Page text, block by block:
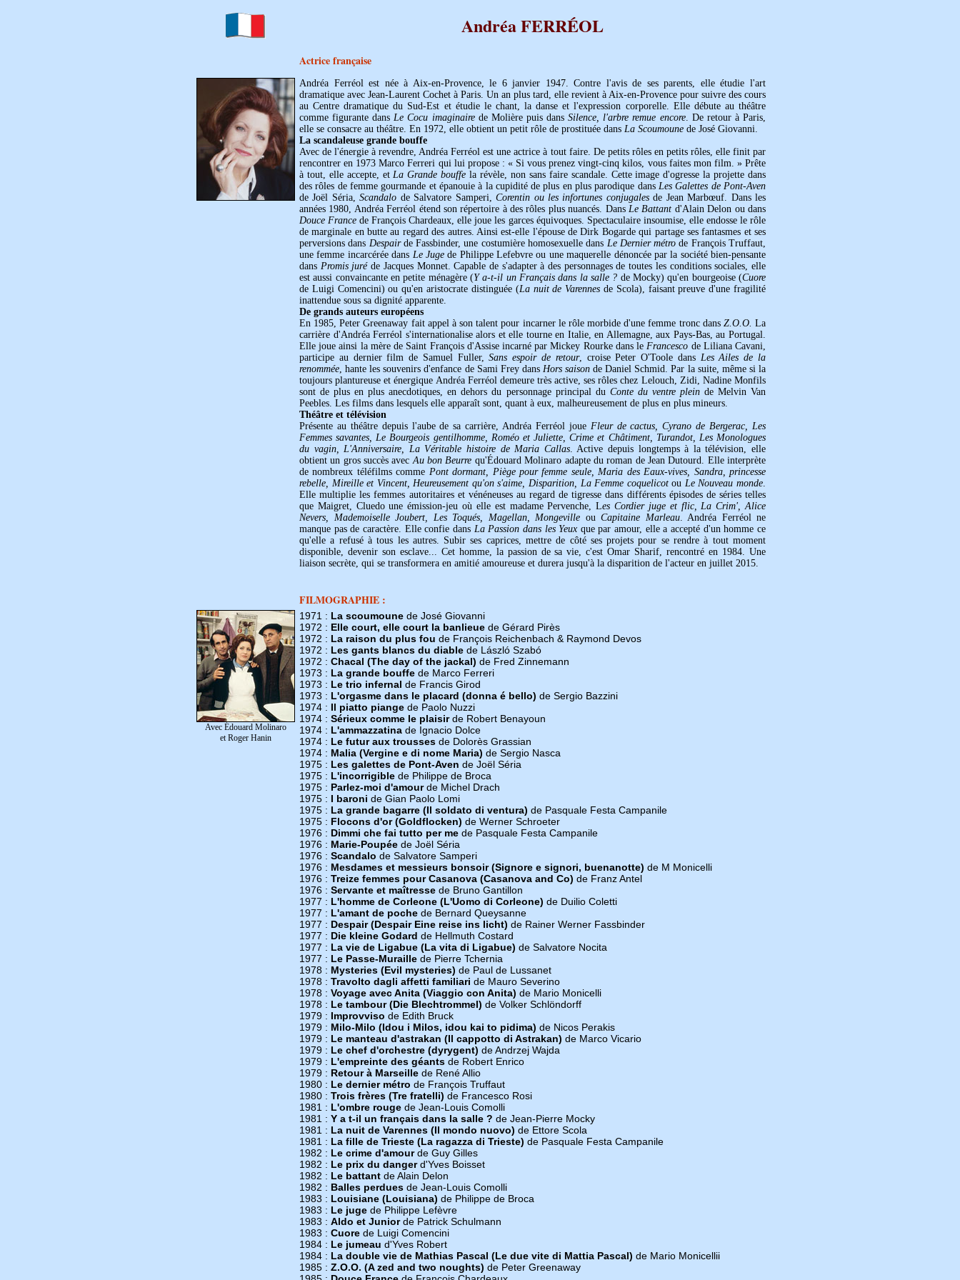
Andréa FERRÉOL
Actrice française
Andréa Ferréol est née à Aix-en-Provence, le 6 janvier 1947. Contre l'avis de ses parents, elle étudie l'art
dramatique avec Jean-Laurent Cochet à Paris. Un an plus tard, elle revient à Aix-en-Provence pour suivre des cours
au Centre dramatique du Sud-Est et étudie le chant, la danse et l'expression corporelle. Elle débute au théâtre
comme figurante dansLe Cocu imaginairede Molière puis dansSilence, l'arbre remue encore. De retour à Paris,
elle se consacre au théâtre. En 1972, elle obtient un petit rôle de prostituée dans La Scoumoune de José Giovanni.
La scandaleuse grande bouffe
Avec de l'énergie à revendre, Andréa Ferréol est une actrice à tout faire. De petits rôles en petits rôles, elle finit par
rencontrer en 1973 Marco Ferreri qui lui propose : « Si vous prenez vingt-cinq kilos, vous faites mon film. » Prête
à tout, elle accepte, etLa Grande bouffe la révèle, non sans faire scandale. Cette image d'ogresse la projette dans
des rôles de femme gourmande et épanouie à la cupidité de plus en plus parodique dansLes Galettes de Pont-Aven
de Joël Séria,Scandalo de Salvatore Samperi,Corentin ou les infortunes conjugalesde Jean Marbœuf. Dans les
années 1980, Andréa Ferréol étend son répertoire à des rôles plus nuancés. DansLe Battant d'Alain Delon ou dans
Douce France de François Chardeaux, elle joue les garces équivoques. Spectaculaire insoumise, elle endosse le rôle
de marginale en butte au regard des autres. Ainsi est-elle l'épouse de Dirk Bogarde qui partage ses fantasmes et ses
perversions dans Despairde Fassbinder, une costumière homosexuelle dans Le Dernier métro de François Truffaut,
une femme incarcérée dans Le Jugede Philippe Lefebvre ou une maquerelle dénoncée par la société bien-pensante
dans Promis juréde Jacques Monnet. Capable de s'adapter à des personnages de toutes les conditions sociales, elle
est aussi convaincante en petite ménagère (Y a-t-il un Français dans la salle ? de Mocky) qu'en bourgeoise (Cuore
de Luigi Comencini) ou qu'en aristocrate distinguée (La nuit de Varennes de Scola), faisant preuve d'une fragilité
inattendue sous sa dignité apparente.
De grands auteurs européens
En 1985, Peter Greenaway fait appel à son talent pour incarner le rôle morbide d'une femme tronc dans Z.O.O. La
carrière d'Andréa Ferréol s'internationalise alors et elle tourne en Italie, en Allemagne, aux Pays-Bas, au Portugal.
Elle joue ainsi la mère de Saint François d'Assise incarné par Mickey Rourke dans leFrancesco de Liliana Cavani,
participe au dernier film de Samuel Fuller,Sans espoir de retour, croise Peter O'Toole dans Les Ailes de la
renommée, hante les souvenirs d'enfance de Sami Frey dans Hors saison de Daniel Schmid. Par la suite, même si la
toujours plantureuse et énergique Andréa Ferréol demeure très active, ses rôles chez Lelouch, Zidi, Nadine Monfils
sont de plus en plus anecdotiques, en dehors du personnage principal du Conte du ventre pleinde Melvin Van
Peebles. Les films dans lesquels elle apparaît sont, quant à eux, malheureusement de plus en plus mineurs.
Théâtre et télévision
Présente au théâtre depuis l'aube de sa carrière, Andréa Ferréol joue Fleur de cactus, Cyrano de Bergerac, Les
Femmes savantes, Le Bourgeois gentilhomme, Roméo et Juliette, Crime et Châtiment, Turandot, Les Monologues
du vagin, L'Anniversaire, La Véritable histoire de Maria Callas. Active depuis longtemps à la télévision, elle
obtient un gros succès avecAu bon Beurre qu'Édouard Molinaro adapte du roman de Jean Dutourd. Elle interprète
de nombreux téléfilms comme Pont dormant, Piège pour femme seule, Maria des Eaux-vives, Sandra, princesse
rebelle, Mireille et Vincent, Heureusement qu'on s'aime, Disparition, La Femme coquelicotou Le Nouveau monde.
Elle multiplie les femmes autoritaires et vénéneuses au regard de tigresse dans différents épisodes de séries telles
que Maigret, Cluedo une émission-jeu où elle est madame Pervenche, Les Cordier juge et flic, La Crim', Alice
Nevers, Mademoiselle Joubert, Les Toqués, Magellan, Mongeville ou Capitaine Marleau. Andréa Ferréol ne
manque pas de caractère. Elle confie dans La Passion dans les Yeux que par amour, elle a accepté d'un homme ce
qu'elle a refusé à tous les autres. Subir ses caprices, mettre de côté ses projets pour se rendre à tout moment
disponible, devenir son esclave... Cet homme, la passion de sa vie, c'est Omar Sharif, rencontré en 1984. Une
liaison secrète, qui se transformera en amitié amoureuse et durera jusqu'à la disparition de l'acteur en juillet 2015.
FILMOGRAPHIE :
Avec Édouard Molinaro
et Roger Hanin
1971 : La scoumoune de José Giovanni
1972 : Elle court, elle court la banlieue de Gérard Pirès
1972 : La raison du plus fou de François Reichenbach & Raymond Devos
1972 : Les gants blancs du diable de László Szabó
1972 : Chacal (The day of the jackal) de Fred Zinnemann
1973 : La grande bouffe de Marco Ferreri
1973 : Le trio infernal de Francis Girod
1973 : L'orgasme dans le placard (donna é bello) de Sergio Bazzini
1974 : Il piatto piange de Paolo Nuzzi
1974 : Sérieux comme le plaisirde Robert Benayoun
1974 : L'ammazzatina de Ignacio Dolce
1974 : Le futur aux trousses de Dolorès Grassian
1974 : Malia (Vergine e di nome Maria) de Sergio Nasca
1975 : Les galettes de Pont-Aven de Joël Séria
1975 : L'incorrigible de Philippe de Broca
1975 : Parlez-moi d'amourde Michel Drach
1975 : I baroni de Gian Paolo Lomi
1975 : La grande bagarre (Il soldato di ventura) de Pasquale Festa Campanile
1975 : Flocons d'or (Goldflocken) de Werner Schroeter
1976 : Dimmi che fai tutto per me de Pasquale Festa Campanile
1976 : Marie-Poupée de Joël Séria
1976 : Scandalo de Salvatore Samperi
1976 : Mesdames et messieurs bonsoir (Signore e signori, buenanotte) de M Monicelli
1976 : Treize femmes pour Casanova (Casanova and Co) de Franz Antel
1976 : Servante et maîtresse de Bruno Gantillon
1977 : L'homme de Corleone (L'Uomo di Corleone) de Duilio Coletti
1977 : L'amant de poche de Bernard Queysanne
1977 : Despair (Despair Eine reise ins licht) de Rainer Werner Fassbinder
1977 : Die kleine Godard de Hellmuth Costard
1977 : La vie de Ligabue (La vita di Ligabue) de Salvatore Nocita
1977 : Le Passe-Muraille de Pierre Tchernia
1978 : Mysteries (Evil mysteries) de Paul de Lussanet
1978 : Travolto dagli affetti familiari de Mauro Severino
1978 : Voyage avec Anita (Viaggio con Anita) de Mario Monicelli
1978 : Le tambour (Die Blechtrommel) de Volker Schlöndorff
1979 : Improvviso de Edith Bruck
1979 : Milo-Milo (Idou i Milos, idou kai to pidima) de Nicos Perakis
1979 : Le manteau d'astrakan (Il cappotto di Astrakan) de Marco Vicario
1979 : Le chef d'orchestre (dyrygent) de Andrzej Wajda
1979 : L'empreinte des géants de Robert Enrico
1979 : Retour à Marseille de René Allio
1980 : Le dernier métro de François Truffaut
1980 : Trois frères (Tre fratelli) de Francesco Rosi
1981 : L'ombre rouge de Jean-Louis Comolli
1981 : Y a t-il un français dans la salle ? de Jean-Pierre Mocky
1981 : La nuit de Varennes (Il mondo nuovo) de Ettore Scola
1981 : La fille de Trieste (La ragazza di Trieste) de Pasquale Festa Campanile
1982 : Le crime d'amourde Guy Gilles
1982 : Le prix du dangerd'Yves Boisset
1982 : Le battant de Alain Delon
1982 : Balles perdues de Jean-Louis Comolli
1983 : Louisiane (Louisiana) de Philippe de Broca
1983 : Le juge de Philippe Lefèvre
1983 : Aldo et Juniorde Patrick Schulmann
1983 : Cuore de Luigi Comencini
1984 : Le jumeau d'Yves Robert
1984 : La double vie de Mathias Pascal (Le due vite di Mattia Pascal) de Mario Monicellii
1985 : Z.O.O. (A zed and two noughts) de Peter Greenaway